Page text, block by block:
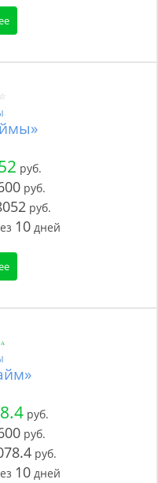
руб.
руб.
руб.
10 дней
руб.
руб.
руб.
10 дней